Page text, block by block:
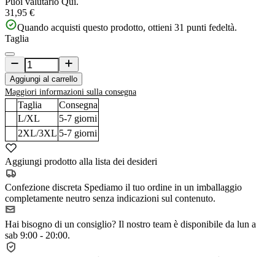
31,95 €
Quando acquisti questo prodotto, ottieni 31 punti fedeltà.
Taglia
Aggiungi al carrello
Maggiori informazioni sulla consegna
Taglia
Consegna
L/XL
5-7 giorni
2XL/3XL 5-7 giorni
Aggiungi prodotto alla lista dei desideri
Confezione discreta Spediamo il tuo ordine in un imballaggio
completamente neutro senza indicazioni sul contenuto.
Hai bisogno di un consiglio? Il nostro team è disponibile da lun a
sab 9:00 - 20:00.